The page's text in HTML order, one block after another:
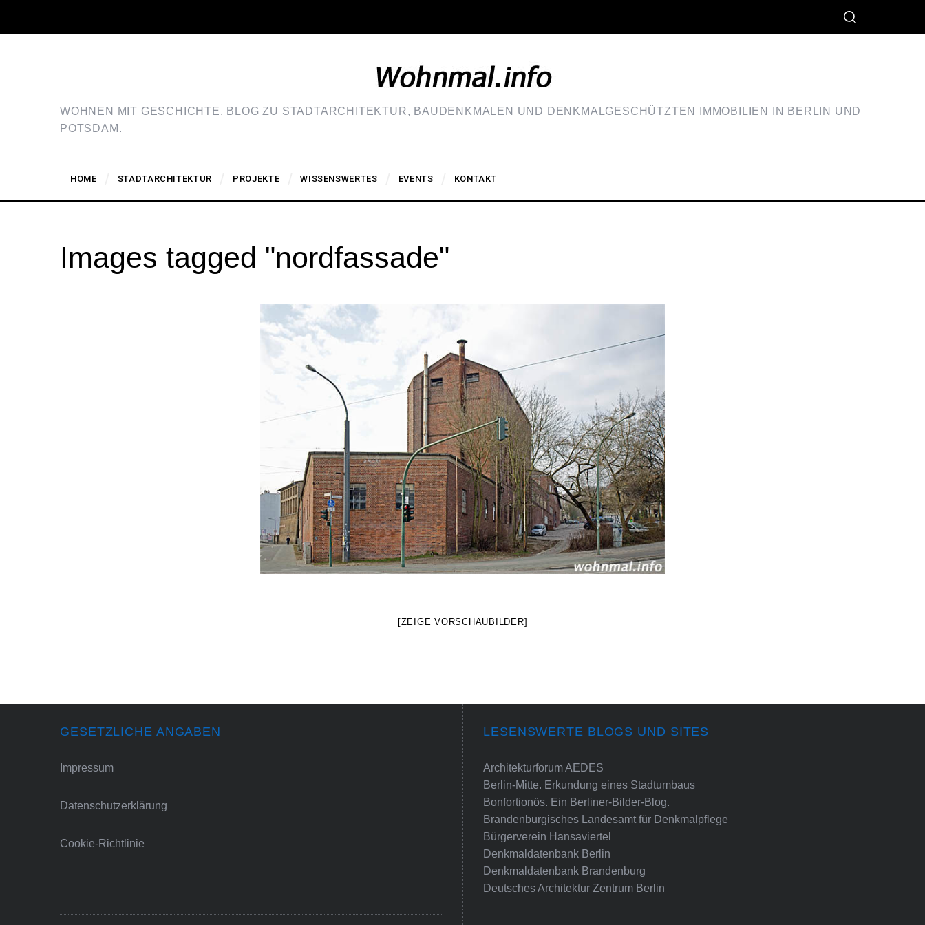
WOHNEN MIT GESCHICHTE. BLOG ZU STADTARCHITEKTUR, BAUDENKMALEN UND DENKMALGESCHÜTZTEN IMMOBILIEN IN BERLIN UND
POTSDAM.
HOME STADTARCHITEKTUR PROJEKTE WISSENSWERTES EVENTS KONTAKT
Images tagged "nordfassade"
[ZEIGE VORSCHAUBILDER]
GESETZLICHE ANGABEN
Impressum
Datenschutzerklärung
Cookie-Richtlinie
LESENSWERTE BLOGS UND SITES
Architekturforum AEDES
Berlin-Mitte. Erkundung eines Stadtumbaus
Bonfortionös. Ein Berliner-Bilder-Blog.
Brandenburgisches Landesamt für Denkmalpflege
Bürgerverein Hansaviertel
Denkmaldatenbank Berlin
Denkmaldatenbank Brandenburg
Deutsches Architektur Zentrum Berlin